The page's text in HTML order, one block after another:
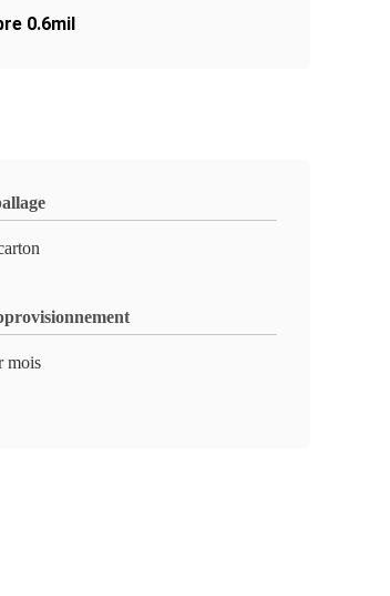
0.6mil
mois